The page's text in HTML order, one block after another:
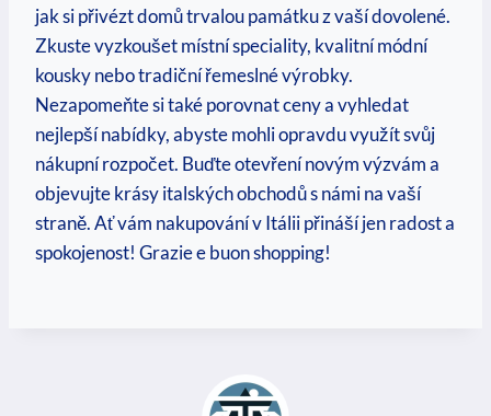
jak si přivézt domů trvalou památku z vaší dovolené.
Zkuste vyzkoušet místní speciality, kvalitní módní
kousky nebo tradiční řemeslné výrobky.
Nezapomeňte si také porovnat ceny a vyhledat
nejlepší nabídky, abyste mohli opravdu využít svůj
nákupní rozpočet. Buďte otevření novým výzvám a
objevujte krásy italských obchodů s námi na vaší
straně. Ať vám nakupování v Itálii přináší jen radost a
spokojenost! Grazie e buon shopping!